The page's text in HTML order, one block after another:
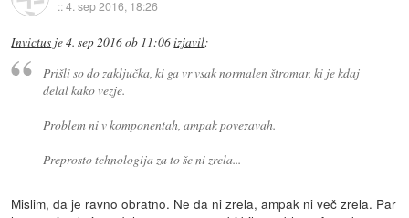
::4. sep 2016, 18:26
Invictus je4. sep 2016 ob 11:06izjavil:
Prišli so do zaključka, ki ga vr vsak normalen štromar, ki je kdaj
delal kako vezje.
Problem ni v komponentah, ampak povezavah.
Preprosto tehnologija za to še ni zrela...
Mislim, da je ravno obratno. Ne da ni zrela, ampak ni več zrela. Par